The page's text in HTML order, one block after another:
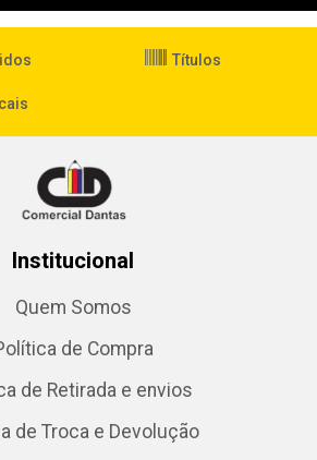
Títulos
Institucional
Quem Somos
de Compra
de Retirada e envios
de Troca e Devolução